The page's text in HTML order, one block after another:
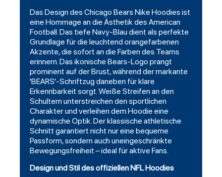
Das Design des Chicago Bears Nike Hoodies ist
eine Hommage an die Ästhetik des American
Football. Das tiefe Navy-Blau dient als perfekte
Grundlage für die leuchtend orangefarbenen
Akzente, die sofort an die Farben des Teams
erinnern. Das ikonische Bears-Logo prangt
prominent auf der Brust, während der markante
'BEARS'-Schriftzug daneben für klare
Erkennbarkeit sorgt. Weiße Streifen an den
Schultern unterstreichen den sportlichen
Charakter und verleihen dem Hoodie eine
dynamische Optik. Der klassische athletische
Schnitt garantiert nicht nur eine bequeme
Passform, sondern auch uneingeschränkte
Bewegungsfreiheit – ideal für aktive Fans.
Design und Stil des offiziellen NFL Hoodies